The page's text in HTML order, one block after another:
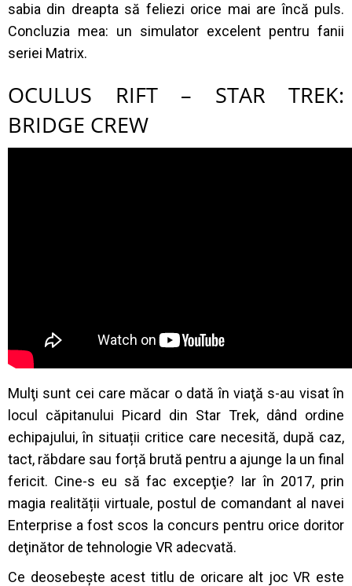
sabia din dreapta să feliezi orice mai are încă puls.
Concluzia mea: un simulator excelent pentru fanii
seriei Matrix.
OCULUS RIFT – STAR TREK:
BRIDGE CREW
Mulţi sunt cei care măcar o dată în viaţă s-au visat în
locul căpitanului Picard din Star Trek, dând ordine
echipajului, în situații critice care necesită, după caz,
tact, răbdare sau forță brută pentru a ajunge la un final
fericit. Cine-s eu să fac excepţie? Iar în 2017, prin
magia realității virtuale, postul de comandant al navei
Enterprise a fost scos la concurs pentru orice doritor
deţinător de tehnologie VR adecvată.
Ce deosebește acest titlu de oricare alt joc VR este